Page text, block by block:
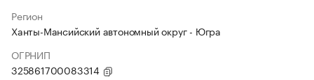
Регион
Ханты-Мансийский автономный округ - Югра
ОГРНИП
325861700083314